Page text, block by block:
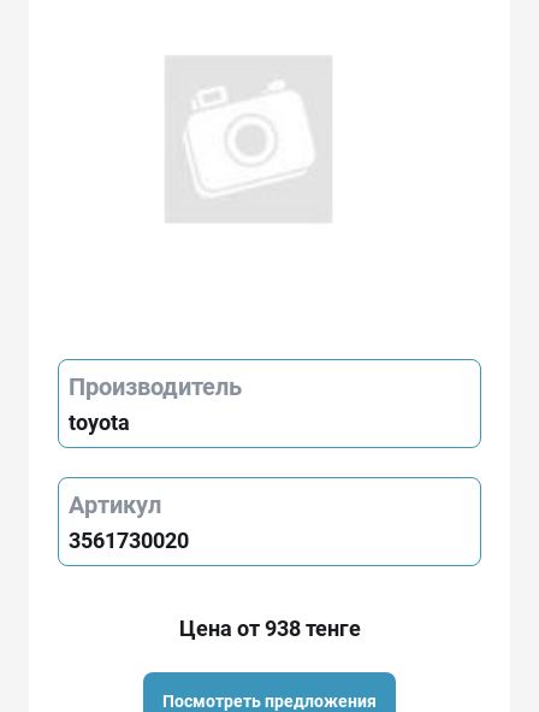
Производитель
toyota
Артикул
3561730020
Цена от 938 тенге
Посмотреть предложения